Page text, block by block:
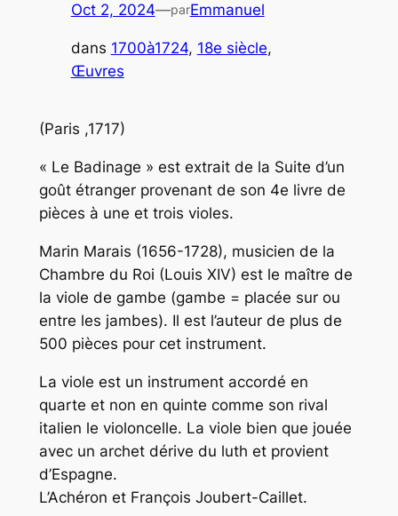
Oct 2, 2024—parEmmanuel
dans 1700à1724, 18e siècle
Œuvres
(Paris ,1717)
« Le Badinage » est extrait de la Suite d’un
goût étranger provenant de son 4e livre de
pièces à une et trois violes.
Marin Marais (1656-1728), musicien de la
Chambre du Roi (Louis XIV) est le maître de
la viole de gambe (gambe = placée sur ou
entre les jambes). Il est l’auteur de plus de
500 pièces pour cet instrument.
La viole est un instrument accordé en
quarte et non en quinte comme son rival
italien le violoncelle. La viole bien que jouée
avec un archet dérive du luth et provient
d’Espagne.
L’Achéron et François Joubert-Caillet.